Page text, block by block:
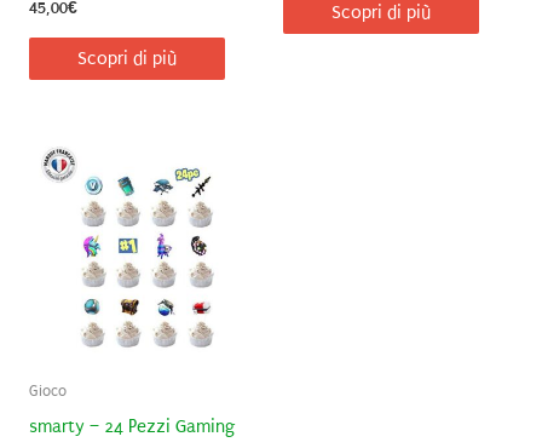
45,00€
Scopri di più
Scopri di più
Gioco
smarty – 24 Pezzi Gaming